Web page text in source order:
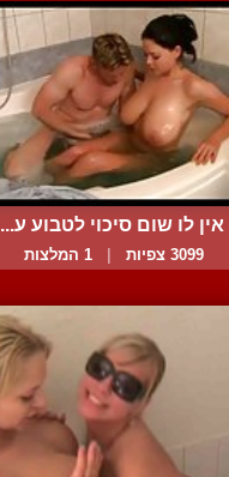
אין לו שום סיכוי לטבוע ע...
3099 צפיות 1 המלצות